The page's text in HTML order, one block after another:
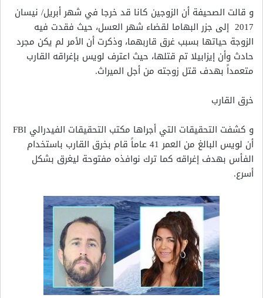
و قالت الصحيفة أن الزوجين كانا قد خرجا في شهر أبريل/ نيسان
2017 إلى جزر البهاما لقضاء شهر العسل، حيث فقدت فيه
الزوجة حياتها بسبب غرق قاربهما، وذكرت أن الأمر لم يكن مجرد
حادث وأن إيزابيلا تم قتلها، حيث اعترف لويس بإغراقه القارب
متعمداً بهدف قتل زوجته من أجل الميراث.
خرق القارب
و كشفت التحقيقات التي أجراها مكتب التحقيقات الفيدرالي FBI
أن لويس البالغ من العمر 41 عاماً قام بخرق القارب باستخدام
الفأس بهدف إغراقه كما ترك نوافذه مفتوحة ليغرق بشكل
أسرع.